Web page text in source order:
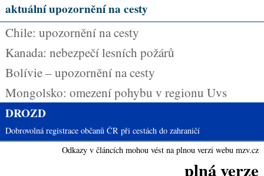
aktuální upozornění na cesty
Chile: upozornění na cesty
Kanada: nebezpečí lesních požárů
Bolívie – upozornění na cesty
Mongolsko: omezení pohybu v regionu Uvs
DROZD
Dobrovolná registrace občanů ČR při cestách do zahraničí
Odkazy v článcích mohou vést na plnou verzi webu mzv.cz
plná verze